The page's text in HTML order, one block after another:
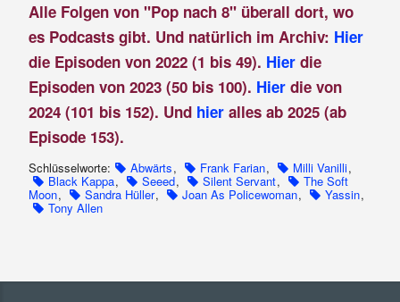
Alle Folgen von "Pop nach 8" überall dort, wo
es Podcasts gibt. Und natürlich im Archiv: Hier
die Episoden von 2022 (1 bis 49). Hierdie
Episoden von 2023 (50 bis 100). Hier die von
2024 (101 bis 152). Und hier alles ab 2025 (ab
Episode 153).
Schlüsselworte: Abwärts, Frank Farian, Milli Vanilli,
Black Kappa, Seeed, Silent Servant, The Soft
Moon, Sandra Hüller, Joan As Policewoman, Yassin,
Tony Allen